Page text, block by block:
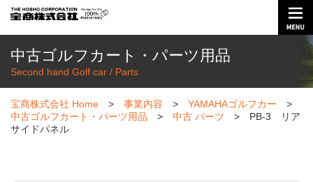
中古ゴルフカート・パーツ用品
Second hand Golf car / Parts
宝商株式会社 Home > 事業内容 > YAMAHAゴルフカー
>
中古ゴルフカート・パーツ用品
> 中古 パーツ >
PB-3 リア
サイドパネル